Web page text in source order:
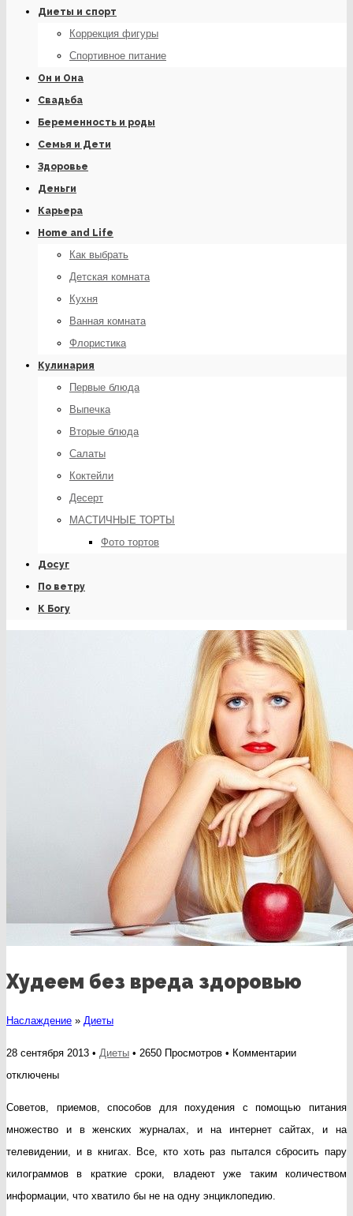
Диеты и спорт
Коррекция фигуры
Спортивное питание
Он и Она
Свадьба
Беременность и роды
Семья и Дети
Здоровье
Деньги
Карьера
Home and Life
Как выбрать
Детская комната
Кухня
Ванная комната
Флористика
Кулинария
Первые блюда
Выпечка
Вторые блюда
Салаты
Коктейли
Десерт
МАСТИЧНЫЕ ТОРТЫ
Фото тортов
Досуг
По ветру
К Богу
Худеем без вреда здоровью
Наслаждение » Диеты
28 сентября 2013 • Диеты • 2650 Просмотров • Комментариик
отключены
Советов, приемов, способов для похудения с помощью питания
множество и в женских журналах, и на интернет сайтах, и на
телевидении, и в книгах. Все, кто хоть раз пытался сбросить пару
килограммов в краткие сроки, владеют уже таким количеством
информации, что хватило бы не на одну энциклопедию.